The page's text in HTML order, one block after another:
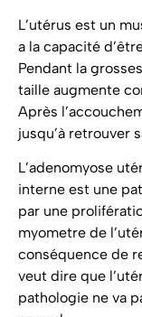
L’utérus est un
a la capacité
Pendant la
taille augmente
Après
jusqu’à retrouver
L’adenomyose
interne est une
par une
myometre de
conséquence de
veut dire que
pathologie ne va